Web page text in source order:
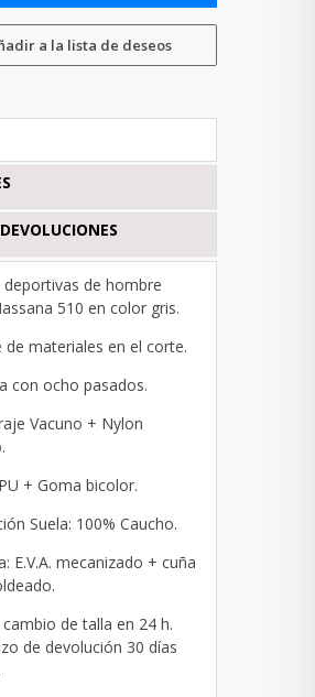
a la lista de deseos
deportivas de hombre
510 en color gris.
de materiales en el corte.
con ocho pasados.
Vacuno + Nylon
+ Goma bicolor.
Suela: 100% Caucho.
E.V.A. mecanizado + cuña
de talla en 24 h.
de devolución 30 días